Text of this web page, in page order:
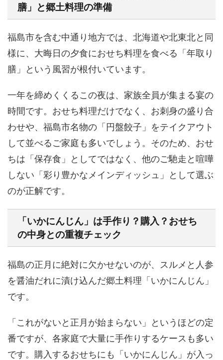
膳」と郷土料理の準備
福島市を含む中通り地方では、北海道や北東北と同
様に、 大晦日の夕食におせち料理を食べる「年取り
膳」
という風習が根付いています。
一年を締めくくるこの夜は、家族全員が集まる宴の
時間です。おせち料理だけでなく、お刺身の盛り合
わせや、福島市名物の 「円盤餃子」をテイクアウト
して並べるご家庭も多いでしょう。そのため、おせ
ちは「保存食」としてではなく、他のご馳走と喧嘩
しない「彩り豊かなメインディッシュ」として選ぶ
のが正解です。
「いかにんじん」は手作り？購入？おせち
の中身との重複チェック
福島の正月に絶対に欠かせないのが、スルメと人参
を醤油だれに漬け込んだ郷土料理 「いかにんじん」
です。
「これがないと正月が始まらない」というほどの定
番ですが、各家庭で大量に手作りするケースも多い
です。購入するおせちにも「いかにんじん」が入っ